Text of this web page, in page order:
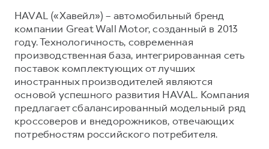
HAVAL («Хавейл») – автомобильный бренд
компании Great Wall Motor, созданный в 2013
году. Технологичность, современная
производственная база, интегрированная сеть
поставок комплектующих от лучших
иностранных производителей являются
основой успешного развития HAVAL. Компания
предлагает сбалансированный модельный ряд
кроссоверов и внедорожников, отвечающих
потребностям российского потребителя.